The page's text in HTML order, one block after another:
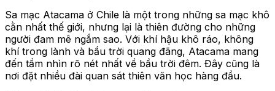
Sa mạc Atacama ở Chile là một trong những sa mạc khô
cằn nhất thế giới, nhưng lại là thiên đường cho những
người đam mê ngắm sao. Với khí hậu khô ráo, không
khí trong lành và bầu trời quang đãng, Atacama mang
đến tầm nhìn rõ nét nhất về bầu trời đêm. Đây cũng là
nơi đặt nhiều đài quan sát thiên văn học hàng đầu.